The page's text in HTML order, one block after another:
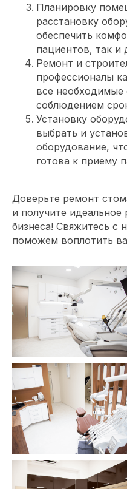
Планировку
расстановку
обеспечить
пациентов, так и
Ремонт и
профессионалы
все необходимые
соблюдением
Установку
выбрать и
оборудование,
готова к приему
Доверьте ремонт
и получите
бизнеса! Свяжитесь с
поможем воплотить
Обсудите
с главным
архитектором
компании
Специалист свяжется с
уточнить детали проекта
удобное время для
архитектором. Встречу
провести в офисе или
онлайн.